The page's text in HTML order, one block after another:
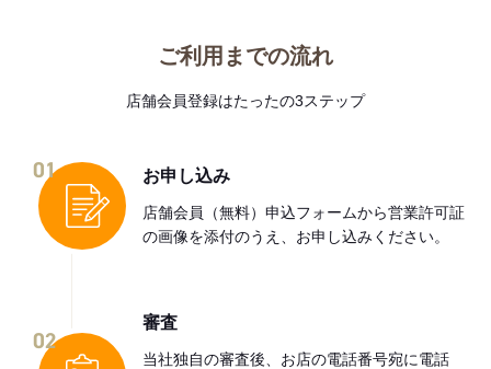
ご利用までの流れ
店舗会員登録はたったの3ステップ
01 お申し込み
店舗会員（無料）申込フォームから営業許可証
の画像を添付のうえ、お申し込みください。
02
審査
当社独自の審査後、お店の電話番号宛に電話